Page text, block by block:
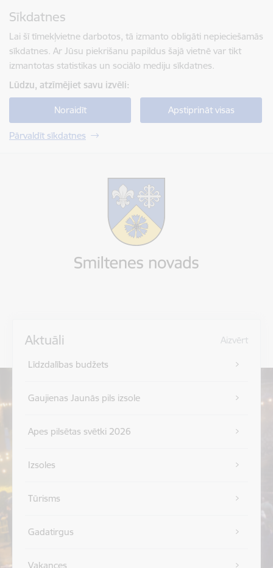
Sīkdatnes
Lai šī tīmekļvietne darbotos, tā izmanto obligāti nepieciešamās
sīkdatnes. Ar Jūsu piekrišanu papildus šajā vietnē var tikt
izmantotas statistikas un sociālo mediju sīkdatnes.
Lūdzu, atzīmējiet savu izvēli:
Noraidīt Apstiprināt visas
Pārvaldīt sīkdatnes
Aktuāli Aizvērt
Līdzdalības budžets
Gaujienas Jaunās pils izsole
Apes pilsētas svētki 2026
Izsoles
Tūrisms
Gadatirgus
Vakances